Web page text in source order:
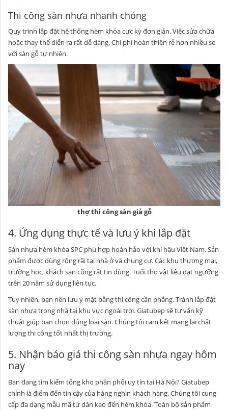
Thi công sàn nhựa nhanh chóng
Quy trình lắp đặt hệ thống hèm khóa cực kỳ đơn giản. Việc sửa chữa
hoặc thay thế diễn ra rất dễ dàng. Chi phí hoàn thiện rẻ hơn nhiều so
với sàn gỗ tự nhiên.
thợ thi công sàn giả gỗ
4. Ứng dụng thực tế và lưu ý khi lắp đặt
Sàn nhựa hèm khóa SPC phù hợp hoàn hảo với khí hậu Việt Nam. Sản
phẩm được dùng rộng rãi tại nhà ở và chung cư. Các khu thương mại,
trường học, khách sạn cũng rất tin dùng. Tuổi thọ vật liệu đạt ngưỡng
trên 20 năm sử dụng liên tục.
Tuy nhiên, bạn nên lưu ý mặt bằng thi công cần phẳng. Tránh lắp đặt
sàn nhựa trong nhà tại khu vực ngoài trời. Giatubep sẽ tư vấn kỹ
thuật giúp bạn chọn đúng loại sàn. Chúng tôi cam kết mang lại chất
lượng thi công tốt nhất thị trường.
5. Nhận báo giá thi công sàn nhựa ngay hôm
nay
Bạn đang tìm kiếm tổng kho phân phối uy tín tại Hà Nội? Giatubep
chính là điểm đến tin cậy của hàng nghìn khách hàng. Chúng tôi cung
cấp đa dạng mẫu mã từ dán keo đến hèm khóa. Toàn bộ sản phẩm